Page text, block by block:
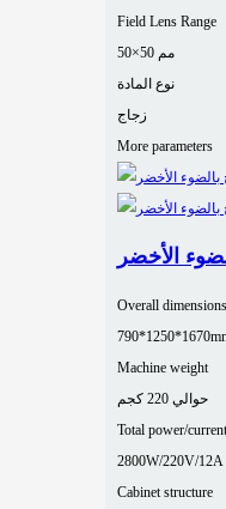
Field Lens Range
50×50 مم
نوع المادة
زجاج
More parameters
الأخضر
Overall
Machine weight
حوالي 220 كجم
Total power/
2800W/220V/12A
Cabinet structure